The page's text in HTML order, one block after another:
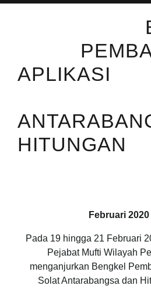
APLIKASI
Pada 19 hingga 21 Februari
Pejabat Mufti Wilayah
menganjurkan Bengkel
Solat Antarabangsa dan